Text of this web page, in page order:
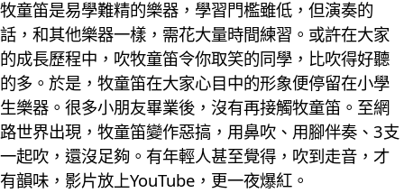
牧童笛是易學難精的樂器，學習門檻雖低，但演奏的
話，和其他樂器一樣，需花大量時間練習。或許在大家
的成長歷程中，吹牧童笛令你取笑的同學，比吹得好聽
的多。於是，牧童笛在大家心目中的形象便停留在小學
生樂器。很多小朋友畢業後，沒有再接觸牧童笛。至網
路世界出現，牧童笛變作惡搞，用鼻吹、用腳伴奏、3支
一起吹，還沒足夠。有年輕人甚至覺得，吹到走音，才
有韻味，影片放上YouTube，更一夜爆紅。